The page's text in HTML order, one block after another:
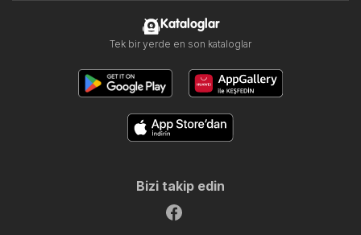
Kataloglar
Tek bir yerde en son kataloglar
Bizi takip edin